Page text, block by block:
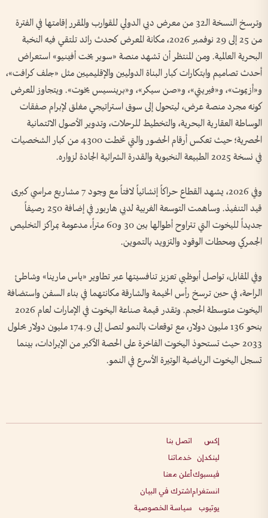
وترسخ النسخة الـ32 من معرض دبي الدولي للقوارب والمقرر إقامتها في الفترة
من 25 إلى 29 نوفمبر 2026، مكانة المعرض كحدث رائد تلتقي فيه النخبة
البحرية العالمية. ومن المنتظر أن تشهد منصة «سوبر يخت أفينيو» استعراض
أحدث تصاميم وابتكارات كبار البناة الدوليين والإقليميين مثل «جلف كرافت»،
و«أزيموت»، و«فيريتي»، و«صن سيكر»، و«برينسيس يخوت». ويتجاوز المعرض
كونه مجرد منصة عرض، ليتحول إلى سوق استراتيجي مغلق لإبرام صفقات
الوساطة العقارية البحرية، والتخطيط للرحلات، وتدوير الأصول الائتمانية
الحصرية؛ حيث تعكس أرقام الحضور والتي تخطت 4300 من كبار الشخصيات
في نسخة 2025 الطبيعة النخبوية والقدرة الشرائية الجادة لزواره.
وفي 2026، يشهد القطاع حراكاً إنشائياً لافتاً مع وجود 7 مشاريع مراسي كبرى
قيد التنفيذ. وساهمت التوسعة الغربية لدبي هاربور في إضافة 250 رصيفاً
جديداً لليخوت التي تتراوح أطوالها بين 30 و60 متراً، مدعومة بمراكز التخليص
الجمركي ومحطات الوقود والتزويد بالتموين.
وفي المقابل، تواصل أبوظبي تعزيز تنافسيتها عبر تطاوير «ياس مارينا» وشاطئ
الراحة، في حين ترسخ رأس الخيمة والشارقة مكانتهما في بناء السفن واستضافة
اليخوت متوسطة الحجم. وتقدر قيمة صناعة اليخوت في الإمارات لعام 2026
بنحو 136 مليون دولار، مع توقعات بالنمو لتصل إلى 174.9 مليون دولار بحلول
2033 حيث تستحوذ اليخوت الفاخرة على الحصة الأكبر من الإيرادات، بينما
تسجل اليخوت الرياضية الوتيرة الأسرع في النمو.
إكس
لينكدإن
فيسبوك
انستغرام
يوتيوب
اتصل بنا
خدماتنا
أعلن معنا
اشترك في البيان
سياسة الخصوصية